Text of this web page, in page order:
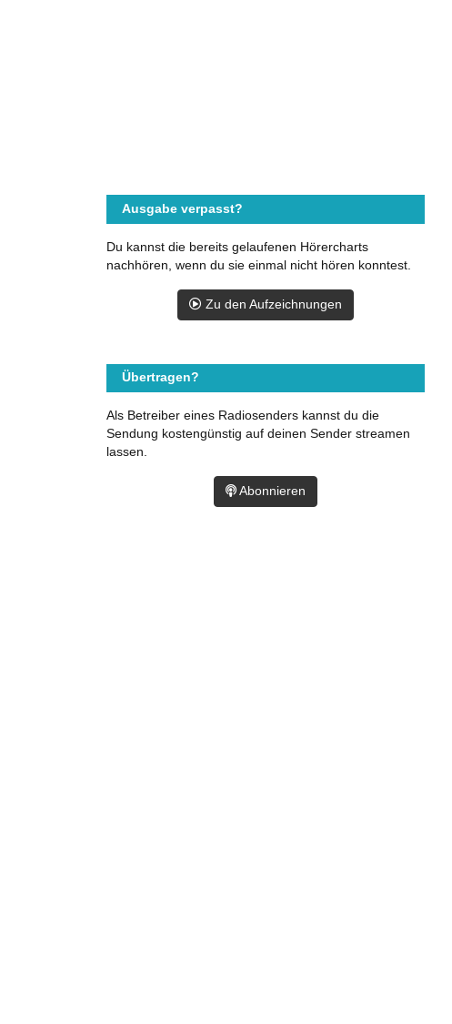
Ausgabe verpasst?
Du kannst die bereits gelaufenen Hörercharts
nachhören, wenn du sie einmal nicht hören konntest.
Zu den Aufzeichnungen
Übertragen?
Als Betreiber eines Radiosenders kannst du die
Sendung kostengünstig auf deinen Sender streamen
lassen.
Abonnieren